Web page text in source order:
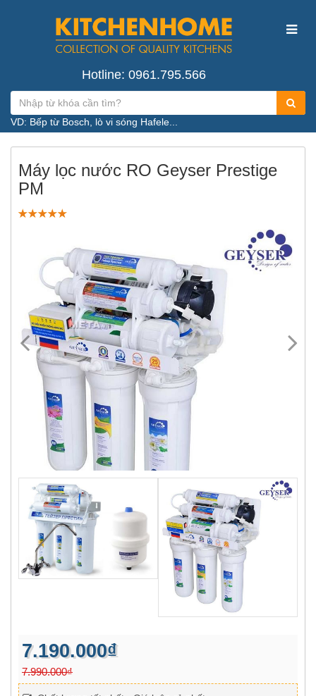
Hotline: 0961.795.566
VD: Bếp từ Bosch, lò vi sóng Hafele...
Máy lọc nước RO Geyser Prestige
PM
7.190.000₫
7.990.000₫